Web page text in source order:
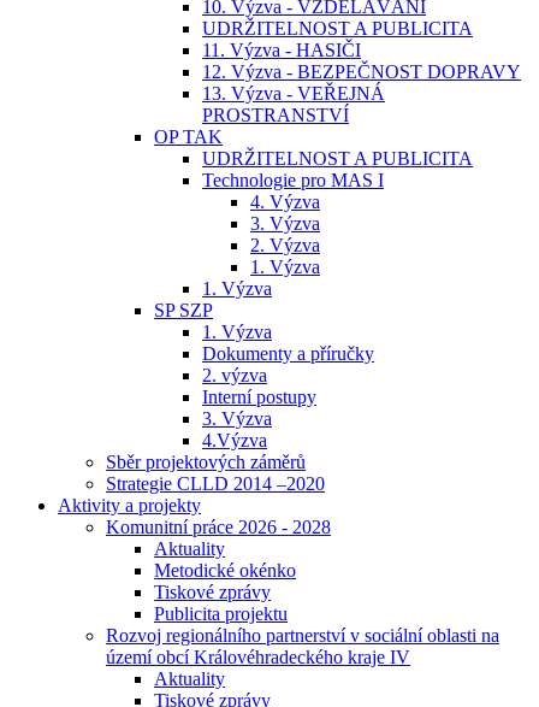
10. Výzva - VZDĚLÁVÁNÍ
UDRŽITELNOST A PUBLICITA
11. Výzva - HASIČI
12. Výzva - BEZPEČNOST DOPRAVY
13. Výzva - VEŘEJNÁ
PROSTRANSTVÍ
OP TAK
UDRŽITELNOST A PUBLICITA
Technologie pro MAS I
4. Výzva
3. Výzva
2. Výzva
1. Výzva
1. Výzva
SP SZP
1. Výzva
Dokumenty a příručky
2. výzva
Interní postupy
3. Výzva
4.Výzva
Sběr projektových záměrů
Strategie CLLD 2014 –2020
Aktivity a projekty
Komunitní práce 2026 - 2028
Aktuality
Metodické okénko
Tiskové zprávy
Publicita projektu
Rozvoj regionálního partnerství v sociální oblasti na
území obcí Královéhradeckého kraje IV
Aktuality
Tiskové zprávy